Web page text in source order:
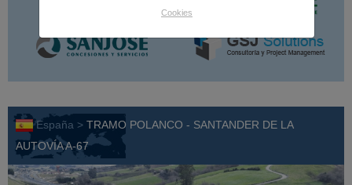
Cookies
España > TRAMO POLANCO - SANTANDER DE LA
AUTOVÍA A-67